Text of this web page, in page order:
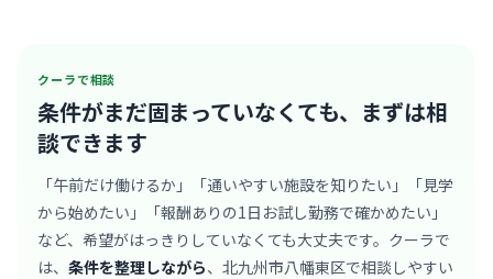
クーラで相談
条件がまだ固まっていなくても、 まずは相
談できます
「午前だけ働けるか」「通いやすい施設を知りたい」「見学
から始めたい」「報酬ありの1日お試し勤務で確かめたい」
など、希望がはっきりしていなくても大丈夫です。クーラで
は、 条件を整理しながら、北九州市八幡東区で相談しやすい